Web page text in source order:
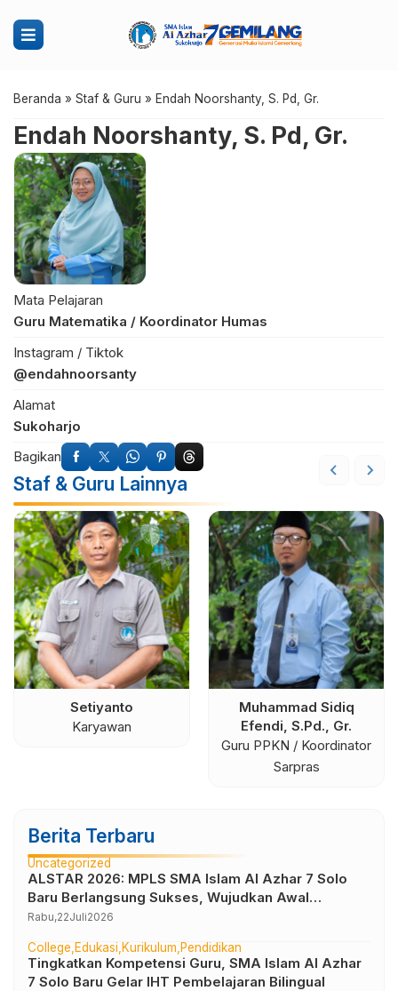
Beranda » Staf & Guru » Endah Noorshanty, S. Pd, Gr.
Endah Noorshanty, S. Pd, Gr.
Mata Pelajaran
Guru Matematika / Koordinator Humas
Instagram / Tiktok
@endahnoorsanty
Alamat
Sukoharjo
Bagikan
Staf & Guru Lainnya
Setiyanto
Karyawan
Muhammad Sidiq
Efendi, S.Pd., Gr.
Guru PPKN / Koordinator
Sarpras
Berita Terbaru
Uncategorized
ALSTAR 2026: MPLS SMA Islam Al Azhar 7 Solo
Baru Berlangsung Sukses, Wujudkan Awal
Perjalanan Peserta Didik yang Berkarakter
Rabu,22Juli2026
College Edukasi Kurikulum Pendidikan
Tingkatkan Kompetensi Guru, SMA Islam Al Azhar
7 Solo Baru Gelar IHT Pembelajaran Bilingual